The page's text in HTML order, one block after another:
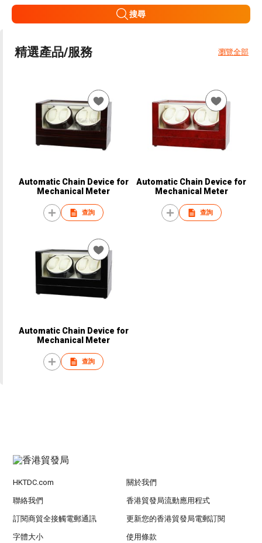
搜尋
精選產品/服務 瀏覽全部
Automatic Chain Device for
Mechanical Meter
查詢
Automatic Chain Device for
Mechanical Meter
查詢
Automatic Chain Device for
Mechanical Meter
查詢
HKTDC.com 關於我們
聯絡我們 香港貿發局流動應用程式
訂閱商貿全接觸電郵通訊 更新您的香港貿發局電郵訂閱
字體大小 使用條款